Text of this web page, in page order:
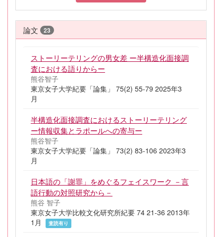
論文 23
ストーリーテリングの男女差 ー半構造化面接調
査における語りからー
熊谷智子
東京女子大学紀要「論集」 75(2) 55-79 2025年3
月
半構造化面接調査におけるストーリーテリング
ー情報収集とラポールへの寄与ー
熊谷智子
東京女子大学紀要「論集」 73(2) 83-106 2023年3
月
日本語の「謝罪」をめぐるフェイスワーク －言
語行動の対照研究から－
熊谷 智子
東京女子大学比較文化研究所紀要 74 21-36 2013年
1月
査読有り